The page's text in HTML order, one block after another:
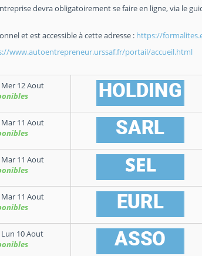
devra obligatoirement se faire en ligne, via le
et est accessible à cette adresse : https://
www.autoentrepreneur.urssaf.fr/portail/accueil.html
Mer 12 Aout
Mar 11 Aout
Mar 11 Aout
Mar 11 Aout
Lun 10 Aout